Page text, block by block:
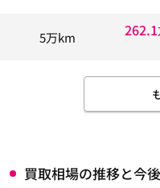
5万km 262.1
買取相場の推移と今